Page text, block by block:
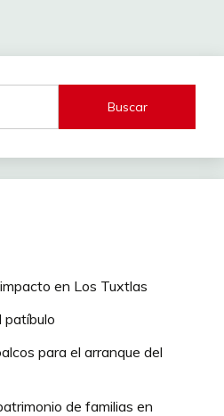
Buscar
en Los Tuxtlas
patíbulo
para el arranque del
de familias en